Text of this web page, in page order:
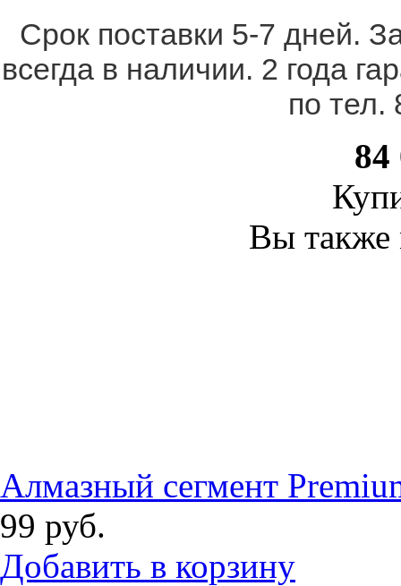
Срок поставки 5-7 дней.
всегда в наличии. 2 года
по тел.
84
Вы также
Алмазный сегмент
99 руб.
Добавить в корзину